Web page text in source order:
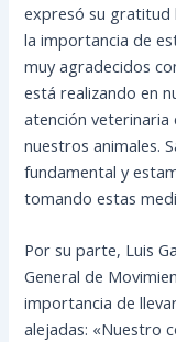
expresó su gratitud
la importancia de
muy agradecidos
está realizando en
atención
nuestros animales.
fundamental y
tomando estas
Por su parte, Luis
General de
importancia de
alejadas: «Nuestro